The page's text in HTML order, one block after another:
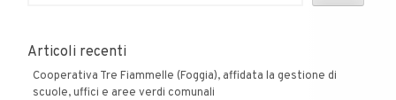
Articoli recenti
Cooperativa Tre Fiammelle (Foggia), affidata la gestione di
scuole, uffici e aree verdi comunali